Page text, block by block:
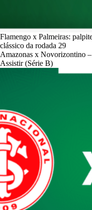
Flamengo x Palmeiras:
clássico da rodada 29
Amazonas x Novorizontino
Assistir (Série B)